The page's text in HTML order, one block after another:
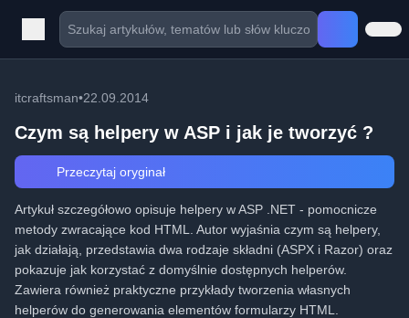
itcraftsman•22.09.2014
Czym są helpery w ASP i jak je tworzyć ?
Przeczytaj oryginał
Artykuł szczegółowo opisuje helpery w ASP .NET - pomocnicze
metody zwracające kod HTML. Autor wyjaśnia czym są helpery,
jak działają, przedstawia dwa rodzaje składni (ASPX i Razor) oraz
pokazuje jak korzystać z domyślnie dostępnych helperów.
Zawiera również praktyczne przykłady tworzenia własnych
helperów do generowania elementów formularzy HTML.